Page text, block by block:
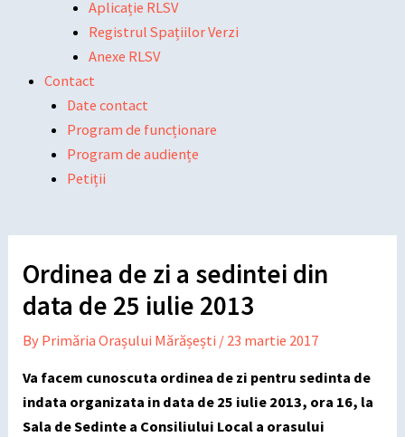
Aplicație RLSV
Registrul Spațiilor Verzi
Anexe RLSV
Contact
Date contact
Program de funcționare
Program de audiențe
Petiții
Ordinea de zi a sedintei din
data de 25 iulie 2013
By Primăria Orașului Mărășești / 23 martie 2017
Va facem cunoscuta ordinea de zi pentru sedinta de
indata organizata in data de 25 iulie 2013, ora 16, la
Sala de Sedinte a Consiliului Local a orasului